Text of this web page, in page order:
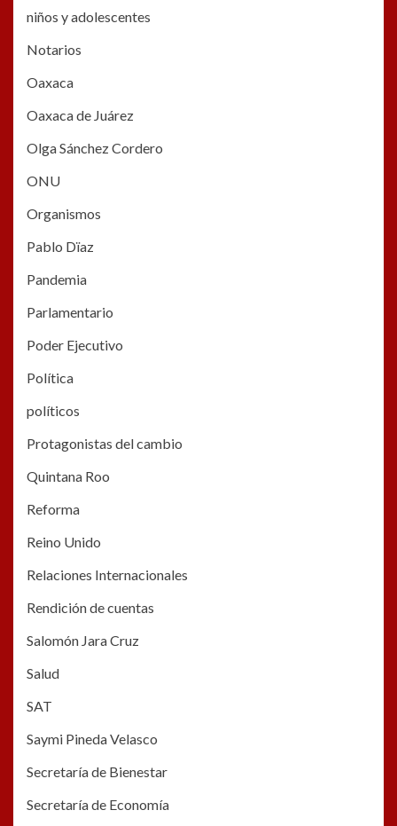
niños y adolescentes
Notarios
Oaxaca
Oaxaca de Juárez
Olga Sánchez Cordero
ONU
Organismos
Pablo Dïaz
Pandemia
Parlamentario
Poder Ejecutivo
Política
políticos
Protagonistas del cambio
Quintana Roo
Reforma
Reino Unido
Relaciones Internacionales
Rendición de cuentas
Salomón Jara Cruz
Salud
SAT
Saymi Pineda Velasco
Secretaría de Bienestar
Secretaría de Economía